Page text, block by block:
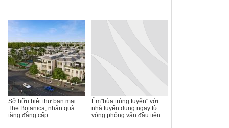
Sở hữu biệt thự ban mai
The Botanica, nhận quà
tặng đẳng cấp
Ẻm"bùa trúng tuyển" với
nhà tuyển dụng ngay từ
vòng phỏng vấn đầu tiên